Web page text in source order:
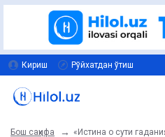
Кириш Рўйхатдан ўтиш
Бош саҳифа «Истина о сути